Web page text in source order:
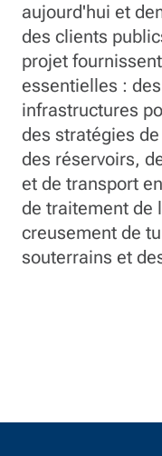
aujourd'hui et
des clients
projet
essentielles :
infrastructures
des stratégies
des réservoirs,
et de transport
de traitement de
creusement de
souterrains et